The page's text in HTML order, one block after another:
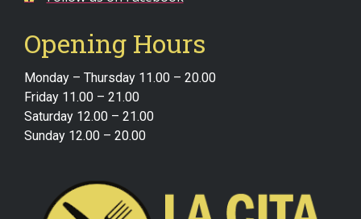
Opening Hours
Monday – Thursday 11.00 – 20.00
Friday 11.00 – 21.00
Saturday 12.00 – 21.00
Sunday 12.00 – 20.00